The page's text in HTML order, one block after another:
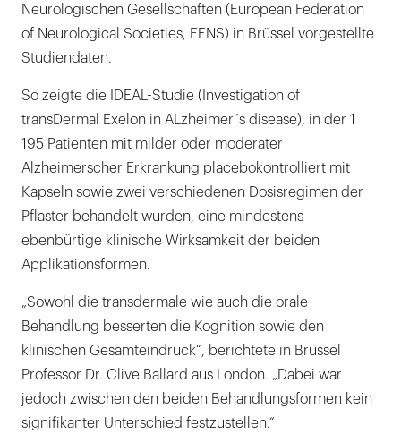
Neurologischen Gesellschaften (European Federation
of Neurological Societies, EFNS) in Brüssel vorgestellte
Studiendaten.
So zeigte die IDEAL-Studie (Investigation of
transDermal Exelon in ALzheimer´s disease), in der 1
195 Patienten mit milder oder moderater
Alzheimerscher Erkrankung placebokontrolliert mit
Kapseln sowie zwei verschiedenen Dosisregimen der
Pflaster behandelt wurden, eine mindestens
ebenbürtige klinische Wirksamkeit der beiden
Applikationsformen.
„Sowohl die transdermale wie auch die orale
Behandlung besserten die Kognition sowie den
klinischen Gesamteindruck“, berichtete in Brüssel
Professor Dr. Clive Ballard aus London. „Dabei war
jedoch zwischen den beiden Behandlungsformen kein
signifikanter Unterschied festzustellen.“